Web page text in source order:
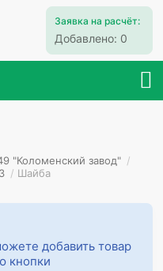
Заявка на расчёт:
Добавлено: 0
"Коломенский завод" /
/ Шайба
добавить товар
кнопки